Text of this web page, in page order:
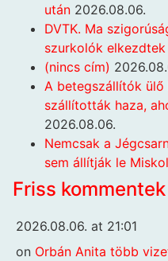
után 2026.08.06.
DVTK. Ma
szurkolók
(nincs cím)
A betegszállítók ülő
szállították haza,
2026.08.06.
Nemcsak a
sem állítják le
Friss kommentek
2026.08.06. at 21:01
on Orbán Anita több